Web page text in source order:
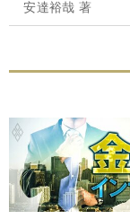
安達裕哉 著